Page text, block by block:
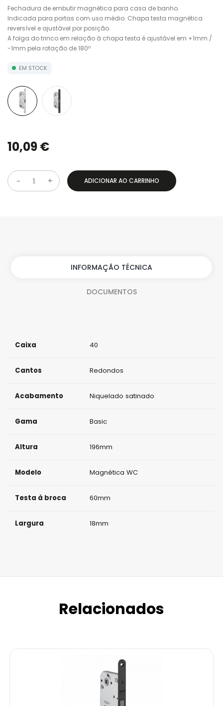
Fechadura de embutir magnética para casa de banho.
Indicada para portas com uso médio. Chapa testa magnética
reversível e ajustável por posição.
A folga do trinco em relação à chapa testa é ajustável em +1mm /
-1mm pela rotação de 180º
EM STOCK
10,09 €
Q
ADICIONAR AO CARRINHO
INFORMAÇÃO TÉCNICA
DOCUMENTOS
Caixa 40
Cantos Redondos
Acabamento Niquelado satinado
Gama Basic
Altura 196mm
Modelo Magnética WC
Testa à broca 60mm
Largura 18mm
Relacionados